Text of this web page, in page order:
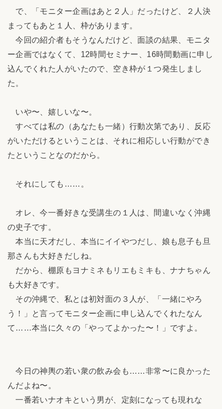
で、「モニター企画はあと２人」だったけど、２人決
まってもあと１人、枠があります。
今回の紹介者もそうなんだけど、面談の結果、モニタ
ー企画ではなくて、12時間セミナー、16時間動画に申し
込んでくれた人がいたので、空き枠が１つ発生しまし
た。
いや〜、嬉しいな〜。
すべては私の（あなたも一緒）行動次第であり、反応
がいただけるということは、それに相応しい行動ができ
たということなのだから。
それにしても……。
オレ、今一番好きな受講生の１人は、間違いなく沖縄
の史子です。
本当に天才だし、本当にイイやつだし、娘も息子も旦
那さんも大好きだしね。
だから、棚原もヨナミネもリエもミキも、ナナちゃん
も大好きです。
その沖縄で、私とは初対面の３人が、「一緒にやろ
う！」と言ってモニター企画に申し込んでくれたなん
て……本当に久々の「やってよかった〜！」ですよ。
今日の神輿の若い衆の飲み会も……非常〜に良かった
んだよね〜。
一番若いナオキという男が、定刻になっても現れな